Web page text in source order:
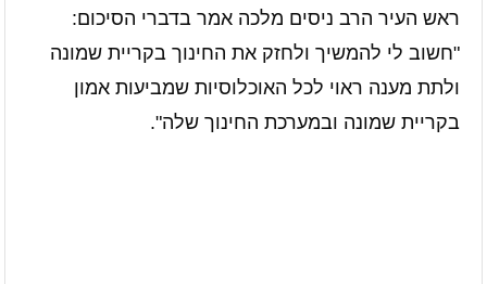
ראש העיר הרב ניסים מלכה אמר בדברי הסיכום:
"חשוב לי להמשיך ולחזק את החינוך בקריית שמונה
ולתת מענה ראוי לכל האוכלוסיות שמביעות אמון
בקריית שמונה ובמערכת החינוך שלה".